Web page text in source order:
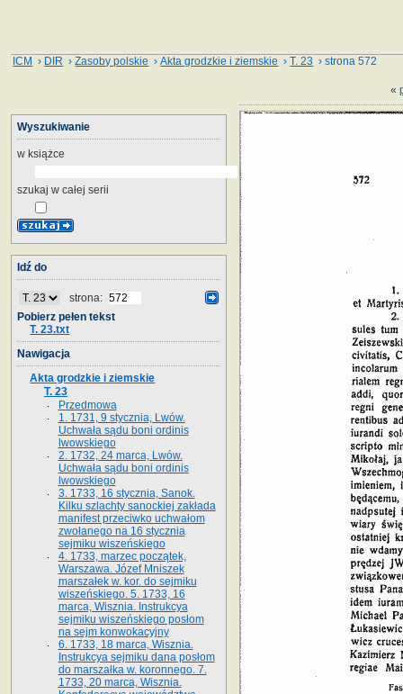
ICM › DIR ›Zasoby polskie ›Akta grodzkie i ziemskie ›T. 23 › strona 572
«
Wyszukiwanie
w książce
szukaj w całej serii
Idź do
strona:
Pobierz pełen tekst
T. 23.txt
Nawigacja
Akta grodzkie i ziemskie
T. 23
Przedmowa
1. 1731, 9 stycznia, Lwów.
Uchwała sądu boni ordinis
lwowskiego
2. 1732, 24 marca, Lwów.
Uchwała sądu boni ordinis
lwowskiego
3. 1733, 16 stycznia, Sanok.
Kilku szlachty sanockiej zakłada
manifest przeciwko uchwałom
zwołanego na 16 stycz­nia
sejmiku wiszeńskiego
4. 1733, marzec początek,
Warszawa. Józef Mniszek
marszałek w. kor. do sejmiku
wiszeńskiego. 5. 1733, 16
marca, Wisznia. Instrukcya
sejmiku wiszeńskiego posłom
na sejm konwokacyjny
6. 1733, 18 marca, Wisznia.
Instrukcya sejmiku dana posłom
do marszałka w. koronnego. 7.
1733, 20 marca, Wisznia.